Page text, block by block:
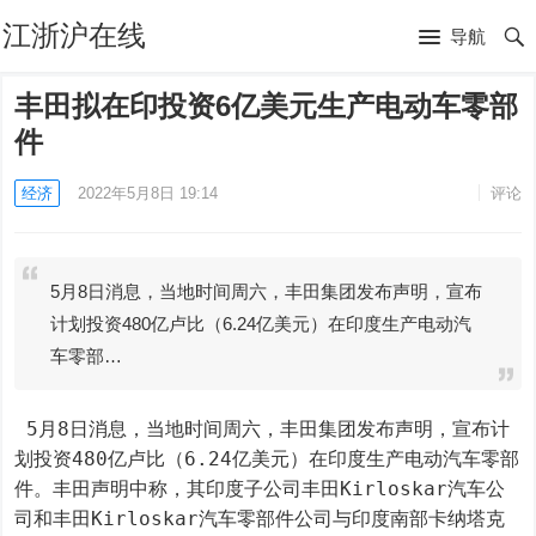
江浙沪在线 导航
丰田拟在印投资6亿美元生产电动车零部
件
经济 2022年5月8日 19:14 评论
5月8日消息，当地时间周六，丰田集团发布声明，宣布
计划投资480亿卢比（6.24亿美元）在印度生产电动汽
车零部…
划投资480亿卢比（6.24亿美元）在印度生产电动汽车零部
件。丰田声明中称，其印度子公司丰田Kirloskar汽车公
司和丰田Kirloskar汽车零部件公司与印度南部卡纳塔克